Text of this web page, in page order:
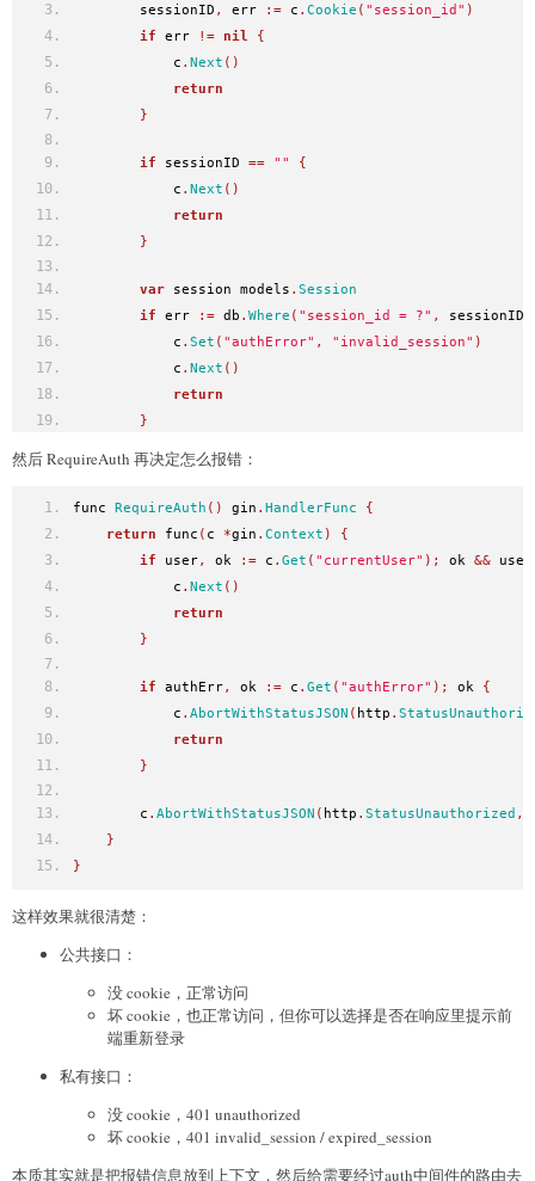
        sessionID
, err := c . Cookie ( "session_id" )
if err != nil
{
            c
. Next ()
return
}
if sessionID == ""
{
            c
. Next ()
return
}
var session models . Session
if err := db . Where ( "session_id = ?" , sessionID
            c
. Set ( "authError" , "invalid_session" )
            c
. Next ()
return
}
if session.RevokedAt
user models
if
}
然后 RequireAuth 再决定怎么报错：
func RequireAuth () gin . HandlerFunc
{
return func ( c *gin . Context )
{
if user, ok := c . Get ( "currentUser" ); ok &&
            c
. Next ()
return
}
if authErr, ok := c . Get ( "authError" ); ok {
            c
. AbortWithStatusJSON ( http .
return
}
        c
. AbortWithStatusJSON ( http . StatusUnauthorized ,
}
}
这样效果就很清楚：
公共接口：
没 cookie，正常访问
坏 cookie，也正常访问，但你可以选择是否在响应里提示前
端重新登录
私有接口：
没 cookie，401 unauthorized
坏 cookie，401 invalid_session / expired_session
本质其实就是把报错信息放到上下文，然后给需要经过auth中间件的路由去